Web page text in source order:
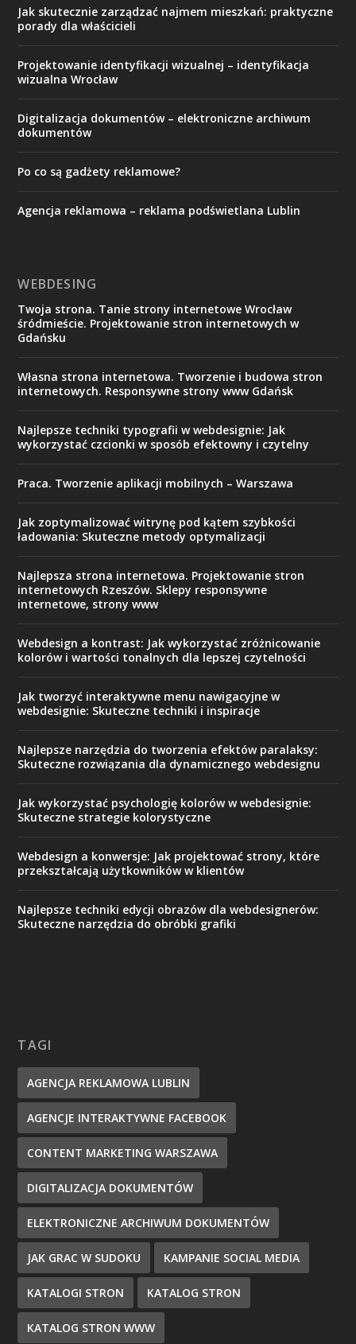
Jak skutecznie zarządzać najmem mieszkań: praktyczne
porady dla właścicieli
Projektowanie identyfikacji wizualnej – identyfikacja
wizualna Wrocław
Digitalizacja dokumentów – elektroniczne archiwum
dokumentów
Po co są gadżety reklamowe?
Agencja reklamowa – reklama podświetlana Lublin
WEBDESING
Twoja strona. Tanie strony internetowe Wrocław
śródmieście. Projektowanie stron internetowych w
Gdańsku
Własna strona internetowa. Tworzenie i budowa stron
internetowych. Responsywne strony www Gdańsk
Najlepsze techniki typografii w webdesignie: Jak
wykorzystać czcionki w sposób efektowny i czytelny
Praca. Tworzenie aplikacji mobilnych – Warszawa
Jak zoptymalizować witrynę pod kątem szybkości
ładowania: Skuteczne metody optymalizacji
Najlepsza strona internetowa. Projektowanie stron
internetowych Rzeszów. Sklepy responsywne
internetowe, strony www
Webdesign a kontrast: Jak wykorzystać zróżnicowanie
kolorów i wartości tonalnych dla lepszej czytelności
Jak tworzyć interaktywne menu nawigacyjne w
webdesignie: Skuteczne techniki i inspiracje
Najlepsze narzędzia do tworzenia efektów paralaksy:
Skuteczne rozwiązania dla dynamicznego webdesignu
Jak wykorzystać psychologię kolorów w webdesignie:
Skuteczne strategie kolorystyczne
Webdesign a konwersje: Jak projektować strony, które
przekształcają użytkowników w klientów
Najlepsze techniki edycji obrazów dla webdesignerów:
Skuteczne narzędzia do obróbki grafiki
TAGI
AGENCJA REKLAMOWA LUBLIN
AGENCJE INTERAKTYWNE FACEBOOK
CONTENT MARKETING WARSZAWA
DIGITALIZACJA DOKUMENTÓW
ELEKTRONICZNE ARCHIWUM DOKUMENTÓW
JAK GRAC W SUDOKU KAMPANIE SOCIAL MEDIA
KATALOGI STRON KATALOG STRON
KATALOG STRON WWW